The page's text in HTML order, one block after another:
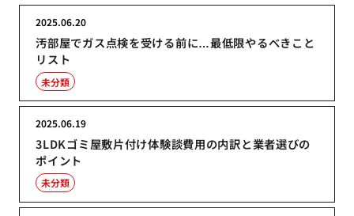
汚部屋でガス点検を受ける前に…最低限やるべきこと
リスト
2025.06.20
未分類
3LDKゴミ屋敷片付け体験談費用の内訳と業者選びの
ポイント
2025.06.19
未分類